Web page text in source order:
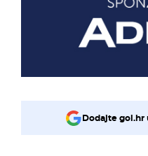
Dodajte